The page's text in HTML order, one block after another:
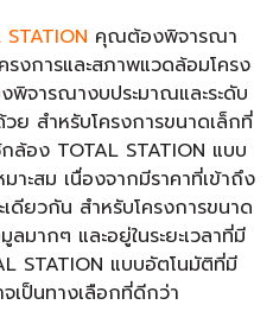
คุณต้องพิจารณา
รงการและสภาพแวดล้อมโครง
จารณางบประมาณและระดับ
ย สำหรับโครงการขนาดเล็กที่
ล้อง TOTAL STATION แบบ
าะสม เนื่องจากมีราคาที่เข้าถึง
ดียวกัน สำหรับโครงการขนาด
มากๆ และอยู่ในระยะเวลาที่มี
STATION แบบอัตโนมัติที่มี
เป็นทางเลือกที่ดีกว่า